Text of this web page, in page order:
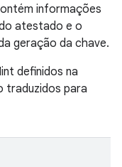
informações
atestado e o
geração da chave.
definidos na
traduzidos para